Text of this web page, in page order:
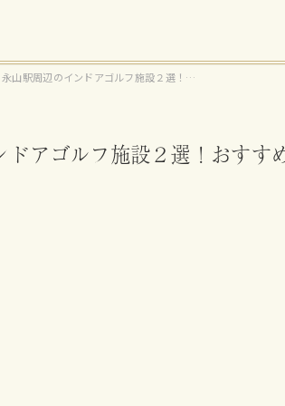
永山駅周辺のインドアゴルフ施設２選！お
ドアゴルフ施設２選！おすす